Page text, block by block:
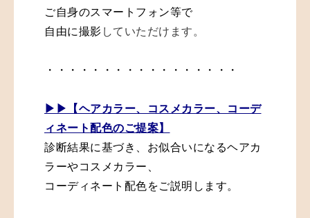
ご自身のスマートフォン等で
自由に撮影 していただけます。
・・・・・・・・・・・・・・・・・
▶︎▶︎【ヘアカラー、コスメカラー、コーデ
ィネート配色のご提案】
診断結果に基づき、お似合いになるヘアカ
ラーやコスメカラー、
コーディネート配色をご説明します。